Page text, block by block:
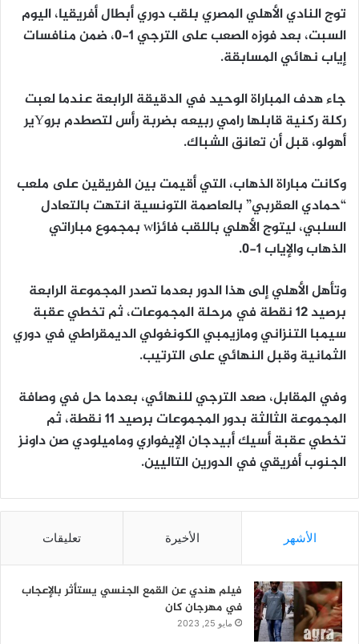
توج النادي الأهلي المصري بلقب دوري أبطال أفريقيا، اليوم
السبت، بعد فوزه الصعب على الترجي 1-0، ضمن منافسات
إياب نهائي المسابقة.
جاء هدف المباراة الوحيد في الدقيقة الرابعة عندما لعبت
ركلة ركنية قابلها رامي ربيعه بضربة رأس لتصطدم بروYير
أهولو، قبل أن تعانق الشباك.
وكانت مباراة الذهاب، التي أقيمت بين الفريقين على ملعب
“حمادي العقربي” بالعاصمة التونسية انتهت بالتعادل
السلبي، ليتوج الأهلي باللقب فائزاw بمجموع مباراتي
الذهاب والإياب 1-0.
وتأهل الأهلي إلى هذا الدور بعدما تصدر المجموعة الرابعة
برصيد 12 نقطة في مرحلة المجموعات، ثم تخطي عقبة
سيمبا التنزاني ومازيمبي الكونغولي الديمقراطي في دوري
الثمانية وقبل النهائي على الترتيب.
وفي المقابل، صعد الترجي للنهائي، بعدما حل في وصافة
المجموعة الثالثة بدور المجموعات برصيد 11 نقطة، ثم
تخطي عقبة أسيك أبيدجان الإيفواري وماميلودي صن داونز
الجنوب أفريقي في الدورين التاليين.
الأشهر الأخيرة تعليقات
فيلم هندي عن القمع الجنسي يستأثر بالإعجاب
في مهرجان كان
مايو 25, 2023